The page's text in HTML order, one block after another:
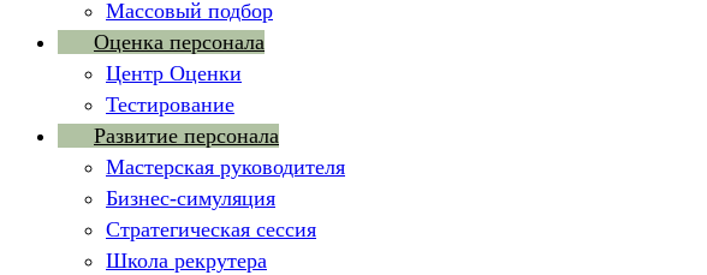
Массовый подбор
Оценка персонала
Центр Оценки
Тестирование
Развитие персонала
Мастерская руководителя
Бизнес-симуляция
Стратегическая сессия
Школа рекрутера